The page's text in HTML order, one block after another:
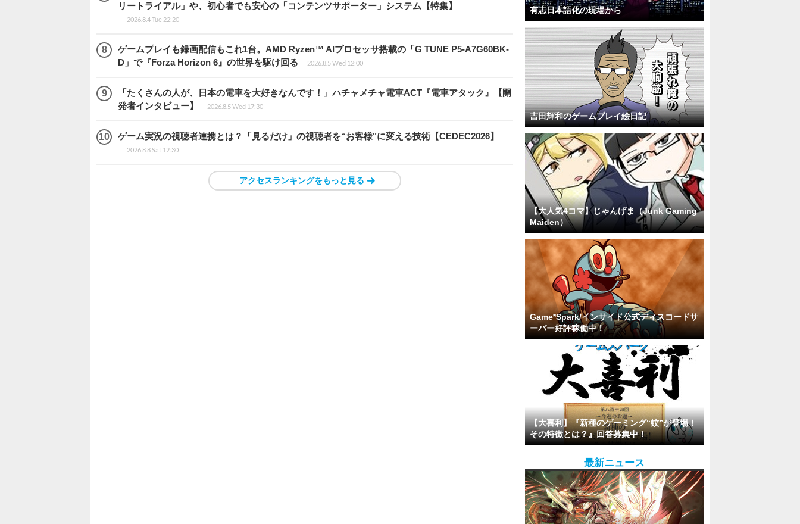
リートライアル」や、初心者でも安心の「コンテンツサポーター」システム【特集】
2026.8.4 Tue 22:20
ゲームプレイも録画配信もこれ1台。AMD Ryzen™ AIプロセッサ搭載の「G TUNE P5-A7G60BK-
D」で『Forza Horizon 6』の世界を駆け回る
2026.8.5 Wed 12:00
「たくさんの人が、日本の電車を大好きなんです！」ハチャメチャ電車ACT『電車アタック』【開
発者インタビュー】
2026.8.5 Wed 17:30
ゲーム実況の視聴者連携とは？「見るだけ」の視聴者を“お客様"に変える技術【CEDEC2026】
2026.8.8 Sat 12:30
アクセスランキングをもっと見る
有志日本語化の現場から
吉田輝和のゲームプレイ絵日記
【大人気4コマ】じゃんげま（Junk Gaming
Maiden）
Game*Spark/インサイド公式ディスコードサ
ーバー好評稼働中！
【大喜利】『新種のゲーミング“蚊”が登場！
その特徴とは？』回答募集中！
最新ニュース